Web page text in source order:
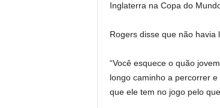
Inglaterra na Copa do
Rogers disse que não havia
“Você esquece o quão
longo caminho a percorrer
que ele tem no jogo pelo